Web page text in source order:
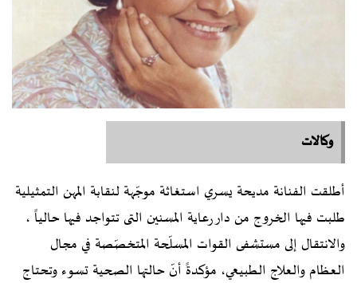
وكالات
أطلقت الفنانة مديحة يسري استغاثة موجّهة لنقابة المهن التمثيلية
طلبت فيها الخروج من دار رعاية المسنين التى تتواجد فيها حالياً ،
والانتقال إلى مستشفى القوات المسلّحة المتخصّصة في مجال
العظام والعلاج الطبيعي، مؤكدةً أنّ حالتها الصحية تسوء وتحتاج